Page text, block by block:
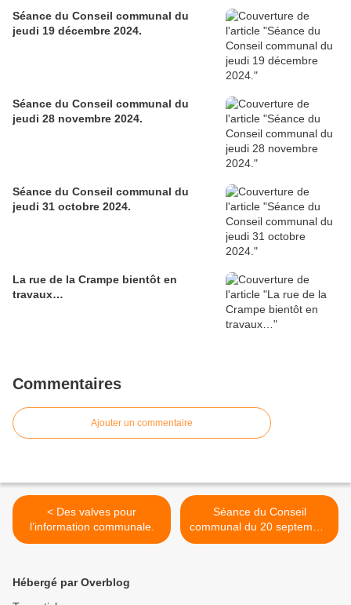
Séance du Conseil communal du
jeudi 19 décembre 2024.
Séance du Conseil communal du
jeudi 28 novembre 2024.
Séance du Conseil communal du
jeudi 31 octobre 2024.
La rue de la Crampe bientôt en
travaux…
Commentaires
Ajouter un commentaire
< Des valves pour
l’information communale.
Séance du Conseil
communal du 20 septembre
2018. >
Hébergé par Overblog